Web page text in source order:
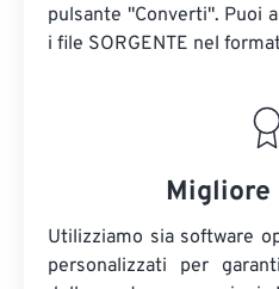
pulsante "Converti". Puoi
i file SORGENTE nel
Utilizziamo sia software
personalizzati per